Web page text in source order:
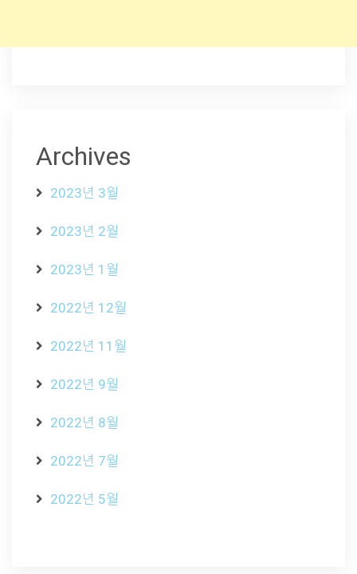
Archives
2023년 3월
2023년 2월
2023년 1월
2022년 12월
2022년 11월
2022년 9월
2022년 8월
2022년 7월
2022년 5월